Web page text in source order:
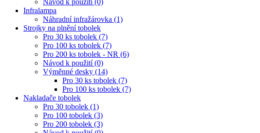
Infralampa
Náhradní infražárovka (1)
Strojky na plnění tobolek
Pro 30 ks tobolek (7)
Pro 100 ks tobolek (7)
Pro 200 ks tobolek - NR (6)
Návod k použití (0)
Výměnné desky (14)
Pro 30 ks tobolek (7)
Pro 100 ks tobolek (7)
Nakladače tobolek
Pro 30 tobolek (1)
Pro 100 tobolek (3)
Pro 200 tobolek (3)